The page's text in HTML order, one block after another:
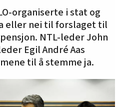
organiserte i stat og
eller nei til forslaget til
NTL-leder John
Egil André Aas
til å stemme ja.